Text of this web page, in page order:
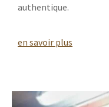
authentique.
en savoir plus